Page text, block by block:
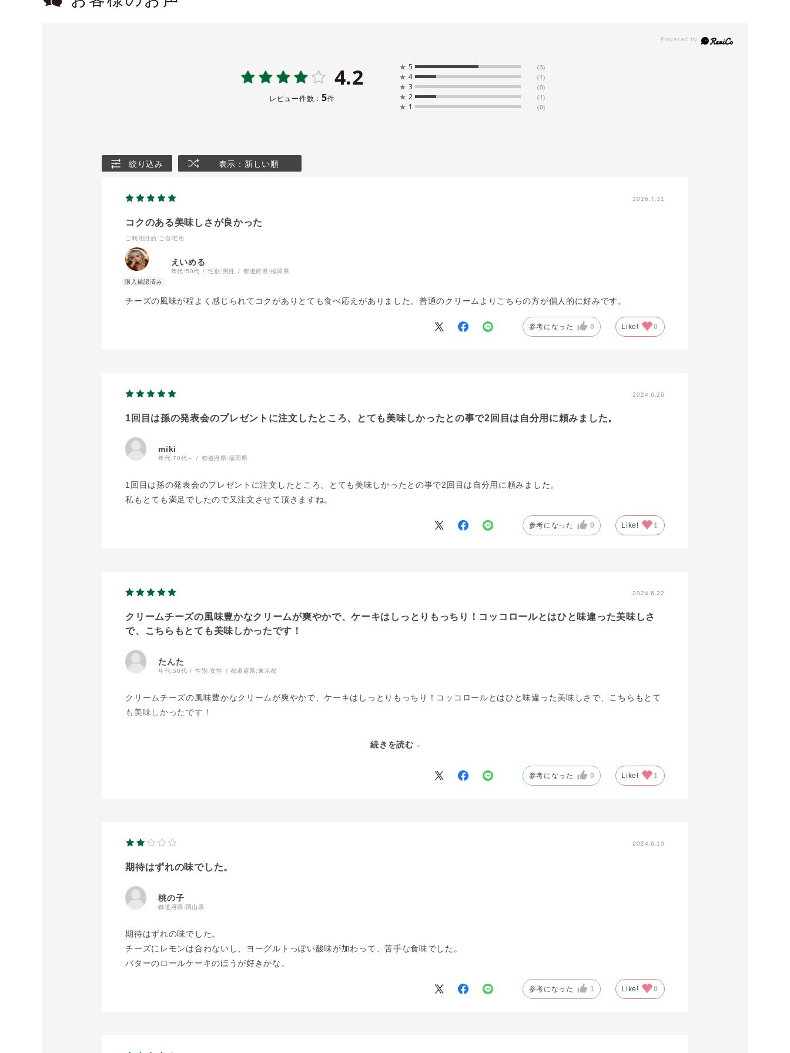
4.2
レビュー件数： 5件
★ 5 (3)
★ 4 (1)
★ 3 (0)
★ 2 (1)
★ 1 (0)
絞り込み 表示：新しい順
2026.7.31
コクのある美味しさが良かった
ご利用目的 :ご自宅用
えいめる
年代:50代 性別: 男性 都道府県:福岡県
チーズの風味が程よく感じられてコクがありとても食べ応えがありました。普通のクリームよりこちらの方が個人的に好みです。
参考になった 0 Like! 0
2024.6.26
1回目は孫の発表会のプレゼントに注文したところ、とても美味しかったとの事で2回目は自分用に頼みました。
miki
年代:70代～ 都道府県:福岡県
1回目は孫の発表会のプレゼントに注文したところ、とても美味しかったとの事で2回目は自分用に頼みました。
私もとても満足でしたので又注文させて頂きますね。
参考になった 0 Like! 1
2024.6.22
クリームチーズの風味豊かなクリームが爽やかで、ケーキはしっとりもっちり！コッコロールとはひと味違った美味しさ
で、こちらもとても美味しかったです！
たんた
年代:50代 性別:女性 都道府県:東京都
クリームチーズの風味豊かなクリームが爽やかで、ケーキはしっとりもっちり！コッコロールとはひと味違った美味しさで、こちらもとて
も美味しかったです！
チーズタルトも美味しかったし、チーズ好きさんにオススメです?続きを読む
参考になった 0 Like! 1
2024.6.10
期待はずれの味でした。
桃の子
都道府県: 岡山県
期待はずれの味でした。
チーズにレモンは合わないし、ヨーグルトっぽい酸味が加わって、苦手な食味でした。
バターのロールケーキのほうが好きかな。
参考になった 1 Like! 0